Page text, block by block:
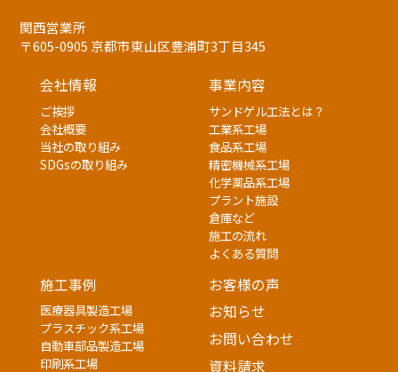
関西営業所
〒605-0905 京都市東山区豊浦町3丁目345
会社情報
ご挨拶
会社概要
当社の取り組み
SDGsの取り組み
事業内容
サンドゲル工法とは？
工業系工場
食品系工場
精密機械系工場
化学薬品系工場
プラント施設
倉庫など
施工の流れ
よくある質問
施工事例
医療器具製造工場
プラスチック系工場
自動車部品製造工場
印刷系工場
お客様の声
お知らせ
お問い合わせ
資料請求